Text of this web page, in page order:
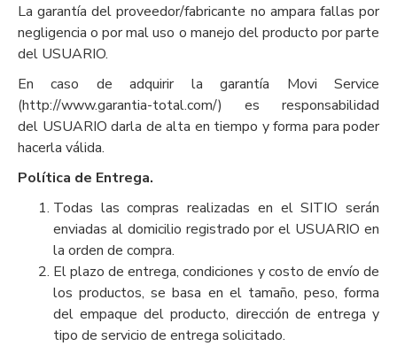
La garantía del proveedor/fabricante no ampara fallas por
negligencia o por mal uso o manejo del producto por parte
del USUARIO.
En caso de adquirir la garantía Movi Service
(http://www.garantia-total.com/) es responsabilidad
del USUARIO darla de alta en tiempo y forma para poder
hacerla válida.
Política de Entrega.
Todas las compras realizadas en el SITIO serán
enviadas al domicilio registrado por el USUARIO en
la orden de compra.
El plazo de entrega, condiciones y costo de envío de
los productos, se basa en el tamaño, peso, forma
del empaque del producto, dirección de entrega y
tipo de servicio de entrega solicitado.